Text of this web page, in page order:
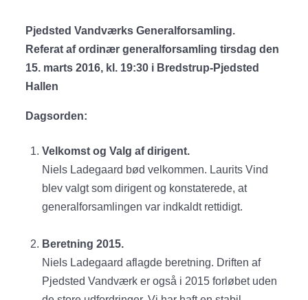
Pjedsted Vandværks Generalforsamling.
Referat af ordinær generalforsamling tirsdag den
15. marts 2016, kl. 19:30 i Bredstrup-Pjedsted
Hallen
Dagsorden:
Velkomst og Valg af dirigent.
Niels Ladegaard bød velkommen. Laurits Vind
blev valgt som dirigent og konstaterede, at
generalforsamlingen var indkaldt rettidigt.
Beretning 2015.
Niels Ladegaard aflagde beretning. Driften af
Pjedsted Vandværk er også i 2015 forløbet uden